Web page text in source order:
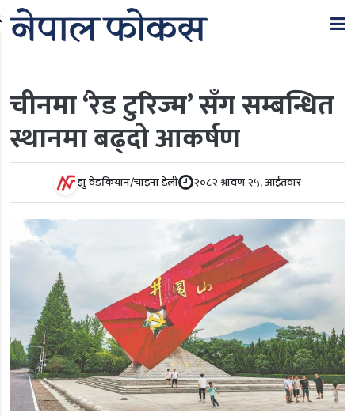
चीनमा ‘रेड टुरिज्म’ सँग सम्बन्धित
स्थानमा बढ्दो आकर्षण
झु वेङकियान/चाइना डेली २०८२ श्रावण २५, आईतवार